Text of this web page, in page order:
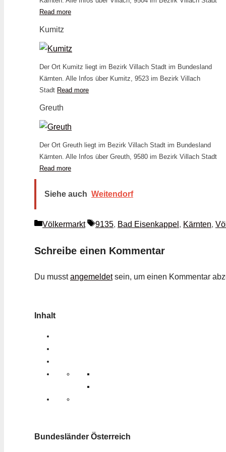
Read more
Kumitz
Der Ort Kumitz liegt im Bezirk Villach Stadt im Bundesland
Kärnten. Alle Infos über Kumitz, 9523 im Bezirk Villach
Stadt Read more
Greuth
Der Ort Greuth liegt im Bezirk Villach Stadt im Bundesland
Kärnten. Alle Infos über Greuth, 9580 im Bezirk Villach Stadt
Read more
Siehe auch Weitendorf
Kategorien
Völkermarkt Schlagwörter
9135, Bad Eisenkappel , Kärnten,
Schreibe einen Kommentar
Du musstangemeldetsein, um einen Kommentar
Inhalt
Bundesländer Österreich